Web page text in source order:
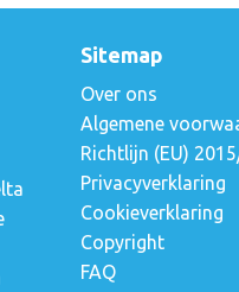
Sitemap
Over ons
Algemene
Richtlijn (EU)
Privacyverklaring
Cookieverklaring
Copyright
FAQ